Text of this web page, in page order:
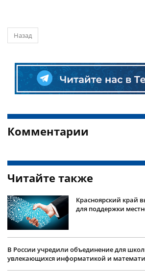
Назад
Комментарии
Читайте также
Красноярский край
для поддержки
В России учредили объединение для
увлекающихся информатикой и